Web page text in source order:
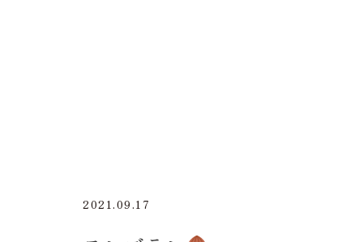
2021.09.17